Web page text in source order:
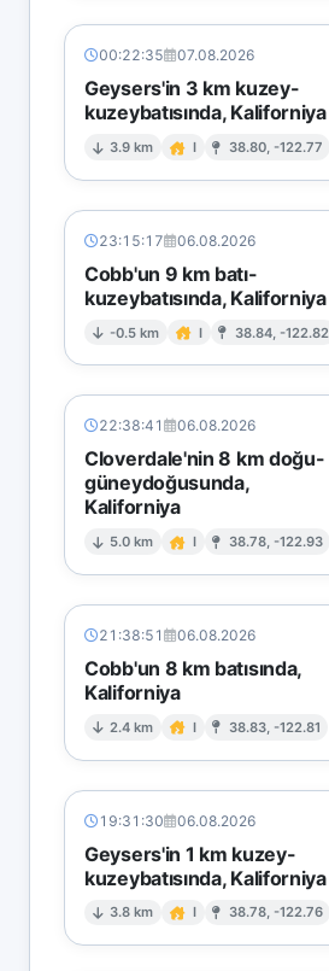
00:22:35 07.08.2026
Geysers'in 3 km kuzey-
kuzeybatısında, Kaliforniya
3.9 km I 38.80, -122.77
23:15:17 06.08.2026
Cobb'un 9 km batı-
kuzeybatısında, Kaliforniya
-0.5 km I 38.84, -122.82
22:38:41 06.08.2026
Cloverdale'nin 8 km doğu-
güneydoğusunda,
Kaliforniya
5.0 km I 38.78, -122.93
21:38:51 06.08.2026
Cobb'un 8 km batısında,
Kaliforniya
2.4 km I 38.83, -122.81
19:31:30 06.08.2026
Geysers'in 1 km kuzey-
kuzeybatısında, Kaliforniya
3.8 km I 38.78, -122.76